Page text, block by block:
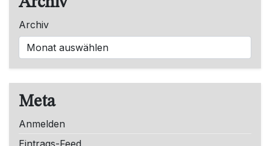
Archiv
Meta
Anmelden
Eintrags-Feed